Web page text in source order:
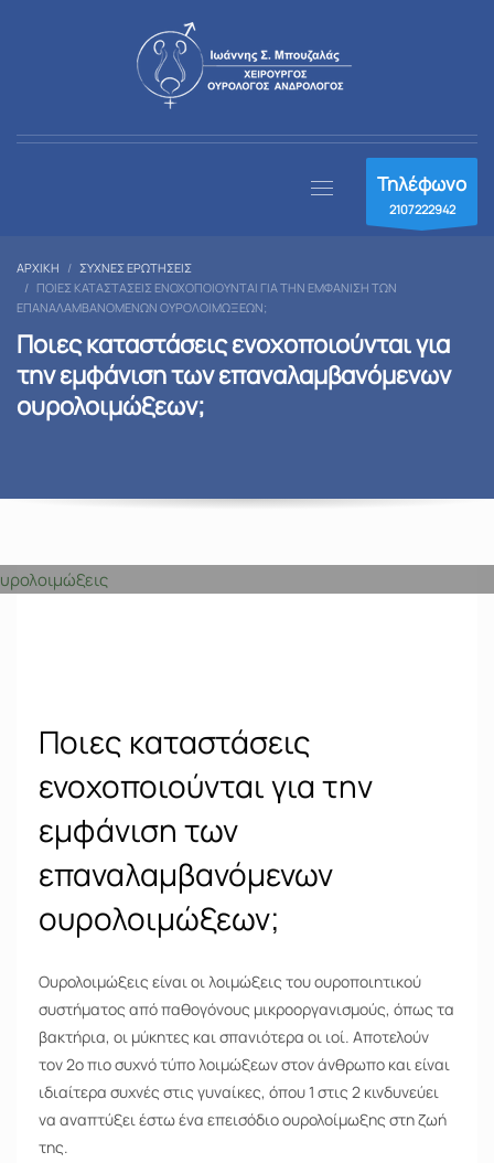
Τηλέφωνο
2107222942
ΑΡΧΙΚΉ
ΣΥΧΝΈΣ ΕΡΩΤΉΣΕΙΣ
ΠΟΙΕΣ ΚΑΤΑΣΤΆΣΕΙΣ ΕΝΟΧΟΠΟΙΟΎΝΤΑΙ ΓΙΑ ΤΗΝ ΕΜΦΆΝΙΣΗ ΤΩΝ
ΕΠΑΝΑΛΑΜΒΑΝΌΜΕΝΩΝ ΟΥΡΟΛΟΙΜΏΞΕΩΝ;
Ποιες καταστάσεις ενοχοποιούνται για
την εμφάνιση των επαναλαμβανόμενων
ουρολοιμώξεων;
Ποιες καταστάσεις
ενοχοποιούνται για την
εμφάνιση των
επαναλαμβανόμενων
ουρολοιμώξεων;
Ουρολοιμώξεις είναι οι λοιμώξεις του ουροποιητικού
συστήματος από παθογόνους μικροοργανισμούς, όπως τα
βακτήρια, οι μύκητες και σπανιότερα οι ιοί. Αποτελούν
τον 2ο πιο συχνό τύπο λοιμώξεων στον άνθρωπο και είναι
ιδιαίτερα συχνές στις γυναίκες, όπου 1 στις 2 κινδυνεύει
να αναπτύξει έστω ένα επεισόδιο ουρολοίμωξης στη ζωή
της.